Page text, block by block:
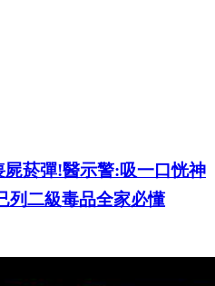
菸彈!醫示警:吸一口恍神
列二級毒品全家必懂